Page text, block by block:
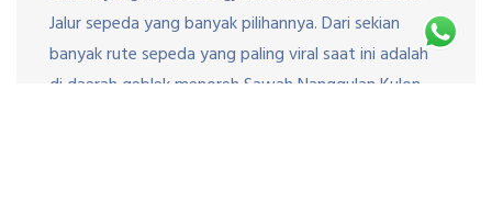
Jalur sepeda yang banyak pilihannya. Dari sekian
banyak rute sepeda yang paling viral saat ini adalah
di daerah geblek menoreh Sawah Nanggulan Kulon